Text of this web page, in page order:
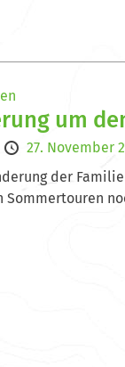
um
27. November
der
Sommertouren